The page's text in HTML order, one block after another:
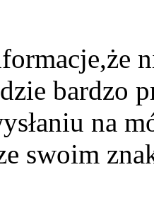
bardzo
na
swoim